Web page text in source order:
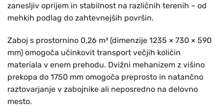
zanesljiv oprijem in stabilnost na različnih terenih – od
mehkih podlag do zahtevnejših površin.
Zaboj s prostornino 0,26 m³ (dimenzije 1235 × 730 × 590
mm) omogoča učinkovit transport večjih količin
materiala v enem prehodu. Dvižni mehanizem z višino
prekopa do 1750 mm omogoča preprosto in natančno
raztovarjanje v zabojnike ali neposredno na delovno
mesto.